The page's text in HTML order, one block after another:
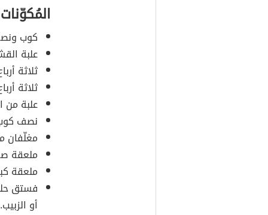
المُكوّنات
كوب
علبة
ثلاثة
ثلاثة
علبة من
نصف
مغلّفان
ملعقة
ملعقة
فستق
أو الزبيب.